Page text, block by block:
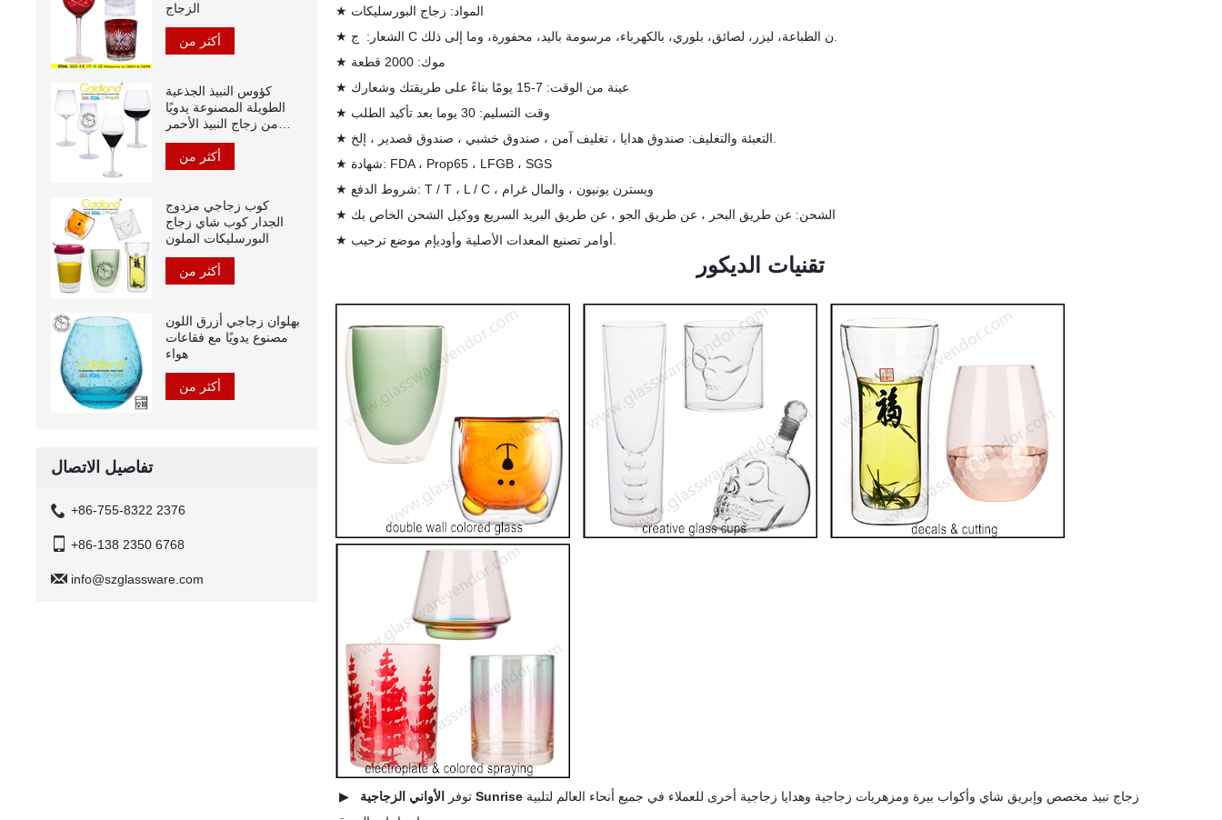
★
الشعار: ج
C ن الطباعة، ليزر، لصائق، بلوري، بالكهرباء، مرسومة باليد، محفورة، وما إلى ذلك.
★
موك: 2000 قطعة
★ وقت التسليم: 30 يوما بعد تأكيد الطلب
★
★
شهادة: FDA ، Prop65 ، LFGB ، SGS
★
شروط الدفع: T / T ، L / C ، ويسترن يونيون ، والمال غرام
★
تقنيات الديكور
▶ توفرالأواني الزجاجية Sunriseزجاج نبيذ مخصص وإبريق شاي وأكواب بيرة ومزهريات زجاجية وهدايا زجاجية أخرى للعملاء في جميع أنحاء العالم لتلبية
الزجاج
أكثر من
كؤوس النبيذ الجذعية
الطويلة المصنوعة يدويًا
من زجاج النبيذ الأحمر
الكريستالي
أكثر من
كوب زجاجي مزدوج
الجدار كوب شاي زجاج
البورسليكات الملون
أكثر من
بهلوان زجاجي أزرق اللون
مصنوع يدويًا مع فقاعات
هواء
أكثر من
تفاصيل الاتصال
+86-755-8322 2376
+86-138 2350 6768
info@szglassware.com